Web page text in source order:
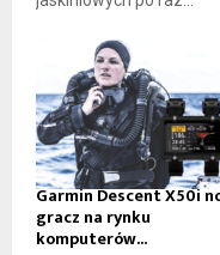
Garmin Descent X50i
gracz na rynku
komputerów...